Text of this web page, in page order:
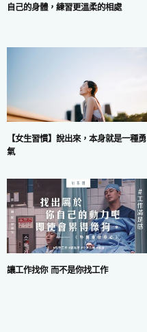
自己的身體，練習更溫柔的相處
【女生習慣】說出來，本身就是一種勇
氣
讓工作找你 而不是你找工作